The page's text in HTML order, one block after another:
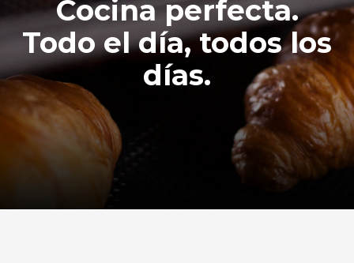
Cocina perfecta.
Todo el día, todos los
días.